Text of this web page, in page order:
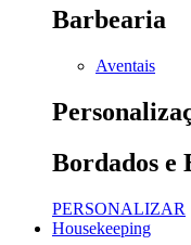
Barbearia
Aventais
Bordados e
PERSONALIZAR
Housekeeping